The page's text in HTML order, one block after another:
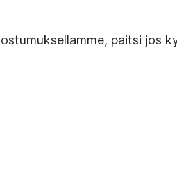
paitsi jos